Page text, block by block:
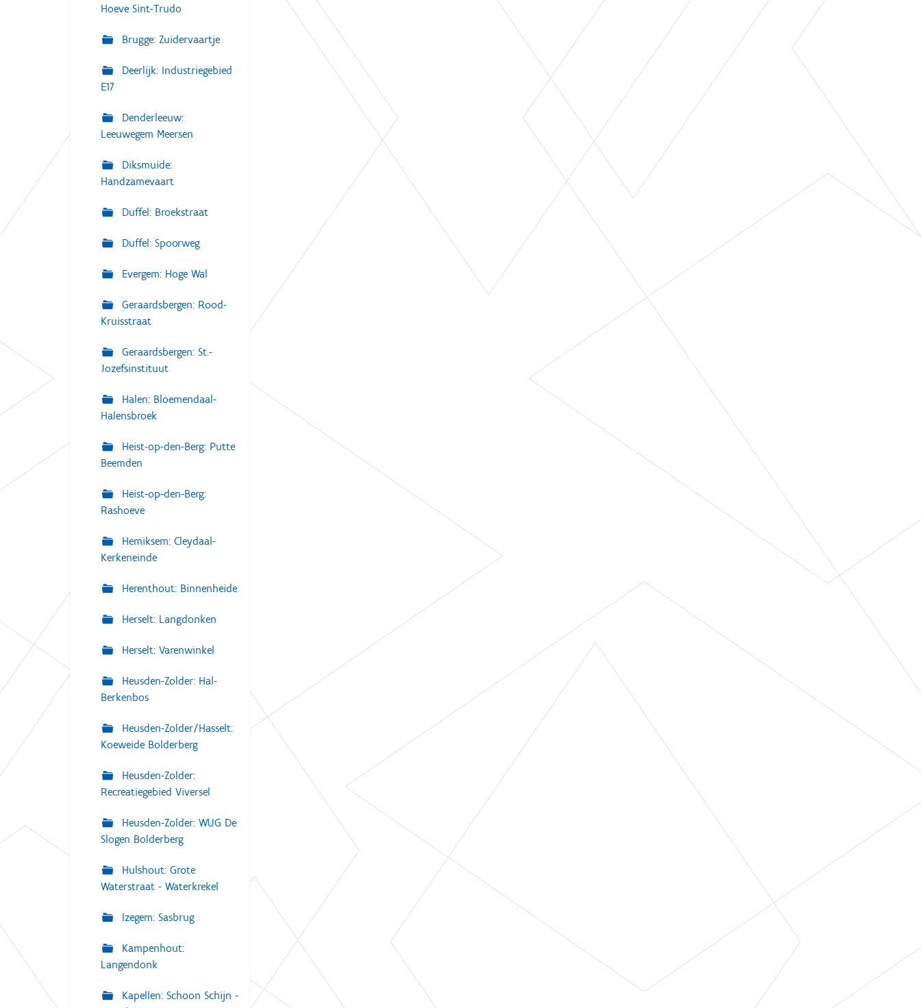
Hoeve Sint-Trudo
Brugge: Zuidervaartje
Deerlijk: Industriegebied
E17
Denderleeuw:
Leeuwegem Meersen
Diksmuide:
Handzamevaart
Duffel: Broekstraat
Duffel: Spoorweg
Evergem: Hoge Wal
Geraardsbergen: Rood-
Kruisstraat
Geraardsbergen: St.-
Jozefsinstituut
Halen: Bloemendaal-
Halensbroek
Heist-op-den-Berg: Putte
Beemden
Heist-op-den-Berg:
Rashoeve
Hemiksem: Cleydaal-
Kerkeneinde
Herenthout: Binnenheide
Herselt: Langdonken
Herselt: Varenwinkel
Heusden-Zolder: Hal-
Berkenbos
Heusden-Zolder/Hasselt:
Koeweide Bolderberg
Heusden-Zolder:
Recreatiegebied Viversel
Heusden-Zolder: WUG De
Slogen Bolderberg
Hulshout: Grote
Waterstraat - Waterkrekel
Izegem: Sasbrug
Kampenhout:
Langendonk
Kapellen: Schoon Schijn -